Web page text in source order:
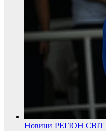
Новини РЕГІОН СВІТ